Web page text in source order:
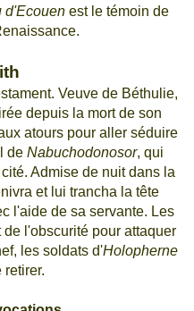
d'Ecouenest le témoin de
enaissance.
Veuve de Béthulie,
depuis la mort de son
atours pour aller séduire
de Nabuchodonosor, qui
Admise de nuit dans la
et lui trancha la tête
l'aide de sa servante. Les
l'obscurité pour attaquer
les soldats d'Holopherne
retirer.